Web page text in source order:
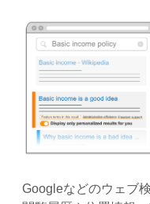
Googleなどのウェブ